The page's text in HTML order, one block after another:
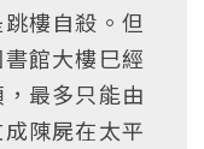
樓自殺。但
館大樓巳經
最多只能由
陳屍在太平